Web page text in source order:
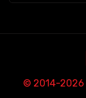
© 2014-2026